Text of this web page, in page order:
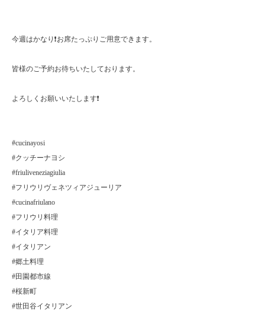
今週はかなり❗️お席たっぷりご用意できます。
皆様のご予約お待ちいたしております。
よろしくお願いいたします❗️
#cucinayosi
#クッチーナヨシ
#friuliveneziagiulia
#フリウリヴェネツィアジューリア
#cucinafriulano
#フリウリ料理
#イタリア料理
#イタリアン
#郷土料理
#田園都市線
#桜新町
#世田谷イタリアン